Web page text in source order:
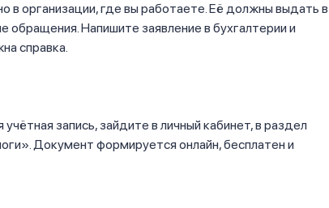
организации, где вы работаете. Её должны выдать в
обращения. Напишите заявление в бухгалтерии и
справка.
запись, зайдите в личный кабинет, в раздел
Документ формируется онлайн, бесплатен и